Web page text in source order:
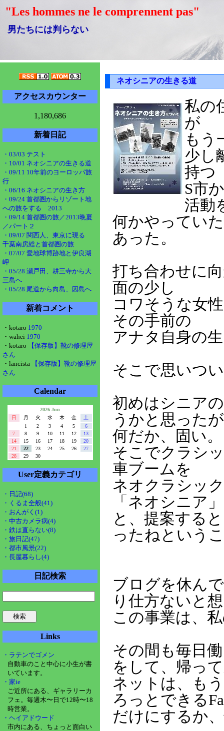
"Les hommes ne le comprennent pas"
男たちには判らない
アクセスカウンター
1,180,686
新着日記
・03/03 テスト
・10/01 ネオシニアの生きる道
・09/11 10年前のヨーロッパ旅
行
・06/16 ネオシニアの生き方
・09/24 首都圏からリゾート地
への旅をする 2013
・09/14 首都圏の旅／2013晩夏
／パート２
・09/07 関西人、東京に現る
千葉南房総と首都圏の旅
・07/07 愛地球博跡地と伊良湖
岬
・05/28 瀬戸田、耕三寺から大
三島へ
・05/28 尾道から向島、因島へ
新着コメント
・kotaro 1970
・wahei 1970
・kotaro
【保存版】靴の修理屋
さん
・lancista
【保存版】靴の修理屋
さん
Calendar
2026 Jun
日
月 火 水 木 金
土
1
2 3 4 5
6
7
8 9 10 11 12
13
14
15 16 17 18 19
20
21
22 23 24 25 26
27
28
29 30
User定義カテゴリ
・日記(68)
・くるま全般(41)
・おんがく(1)
・中古カメラ病(4)
・鉄は直らない(8)
・旅日記(47)
・都市風景(22)
・長屋暮らし(4)
日記検索
Links
・ラテンでゴメン
自動車のこと中心に小生が書
いています。
・家ie
ご近所にある、ギャラリーカ
フェ。毎週木〜日で12時〜18
時営業。
・ヘイアドウード
市内にある、ちょっと面白い
ネオシニアの生きる道
私の
が
もう
少し
持つ
S市
活動
何かやってい
あった。
打ち合わせに
面の少し
コワそうな女
その手前の
アナタ自身の
そこで思いつ
初めはシニア
うかと思った
何だか、固い。
そこでクラシ
車ブームを
ネオクラシッ
「ネオシニア
と、提案する
ったねという
ブログを休ん
り仕方ないと
この事業は、
その間も毎日
をして、帰っ
ネットは、も
ろっとできる
だけにするか